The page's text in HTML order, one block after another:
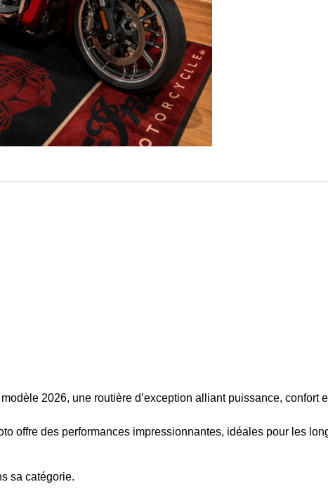
2026, une routière d’exception alliant puissance, confort
offre des performances impressionnantes, idéales pour les
sa catégorie.